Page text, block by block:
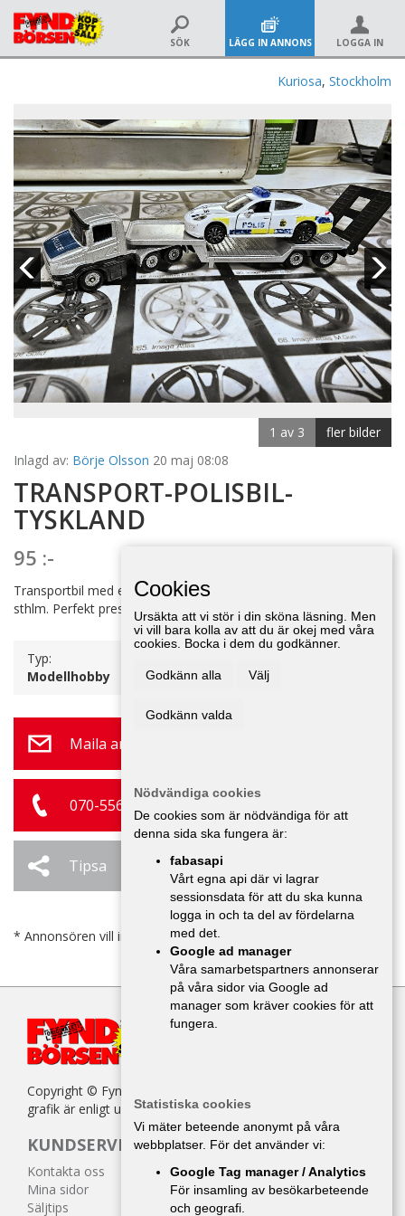
SÖK LÄGG IN ANNONS LOGGA IN
Kuriosa, Stockholm
fler bilder
1 av 3
Inlagd av: Börje Olsson 20 maj 08:08
TRANSPORT-POLISBIL-
TYSKLAND
95 :-
Transportbil med en polisbil-Porsche Panamera, finns centralt i
sthlm. Perfekt present att ge bort. Pris: 95 kr + 95 kr.
Typ:
Modellhobby
Maila annonsör
070-556 50 04
Tipsa
* Annonsören vill inte bli kontaktad av försäljare.
Copyright © Fyndbörsen. All kopiering av texter, bilder eller
grafik är enligt upphovsrättslagen förbjuden.
KUNDSERVICE
Kontakta oss
Mina sidor
Säljtips
Cookies
Ursäkta att vi stör i din sköna läsning. Men
vi vill bara kolla av att du är okej med våra
cookies. Bocka i dem du godkänner.
Godkänn alla Välj
Godkänn valda
Nödvändiga cookies
De cookies som är nödvändiga för att
denna sida ska fungera är:
fabasapi
Vårt egna api där vi lagrar
sessionsdata för att du ska kunna
logga in och ta del av fördelarna
med det.
Google ad manager
Våra samarbetspartners annonserar
på våra sidor via Google ad
manager som kräver cookies för att
fungera.
Statistiska cookies
Vi mäter beteende anonymt på våra
webbplatser. För det använder vi:
Google Tag manager / Analytics
För insamling av besökarbeteende
och geografi.